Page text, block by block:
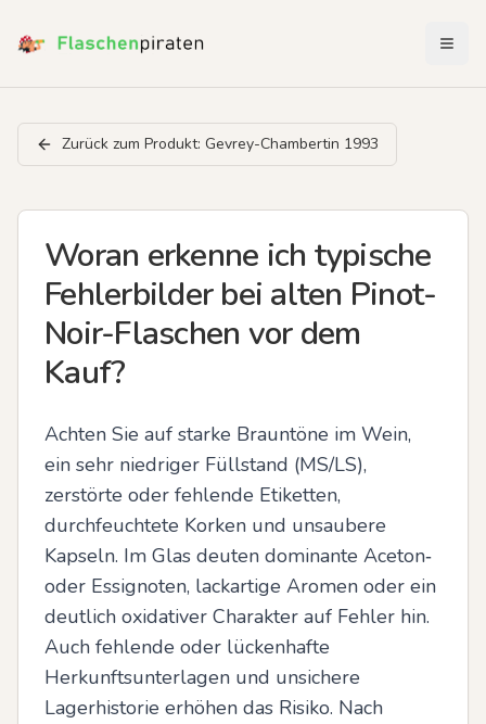
Zurück zum Produkt: Gevrey-Chambertin 1993
Woran erkenne ich typische
Fehlerbilder bei alten Pinot-
Noir-Flaschen vor dem
Kauf?
Achten Sie auf starke Brauntöne im Wein,
ein sehr niedriger Füllstand (MS/LS),
zerstörte oder fehlende Etiketten,
durchfeuchtete Korken und unsaubere
Kapseln. Im Glas deuten dominante Aceton‑
oder Essignoten, lackartige Aromen oder ein
deutlich oxidativer Charakter auf Fehler hin.
Auch fehlende oder lückenhafte
Herkunftsunterlagen und unsichere
Lagerhistorie erhöhen das Risiko. Nach